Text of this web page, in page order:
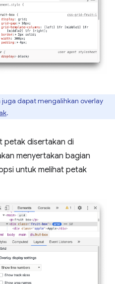
dapat mengalihkan overlay
.
petak disertakan di
menyertakan bagian
untuk melihat petak